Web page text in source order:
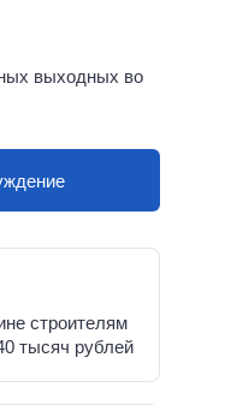
выходных во
строителям
тысяч рублей